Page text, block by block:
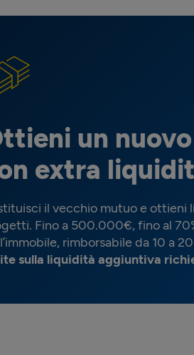
un
extra
il vecchio mutuo e ottieni
Fino a 500.000€, fino al
rimborsabile da 10 a
sulla liquidità aggiuntiva